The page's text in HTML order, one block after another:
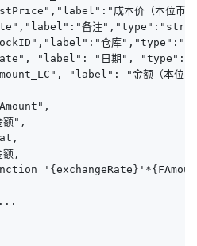
成本价（本位币
备注
仓库
"label": "日期", "type":
"label": "金额（本位
",
,